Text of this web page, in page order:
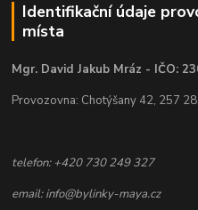
Identifikační údaje
místa
Mgr. David Jakub Mráz - IČO:
Provozovna: Chotýšany 42, 257
telefon: +420 730 249 327
email: info@bylinky-maya.cz